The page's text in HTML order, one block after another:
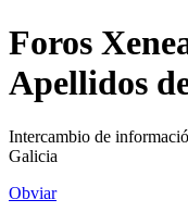
Foros
Apellidos
Intercambio de
Galicia
Obviar